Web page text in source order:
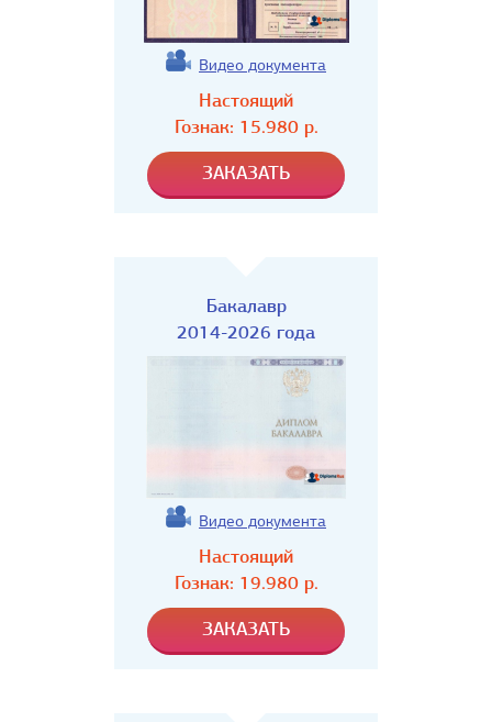
Видео документа
Настоящий
Гознак: 15.980р.
Бакалавр
2014-2026 года
Видео документа
Настоящий
Гознак: 19.980р.